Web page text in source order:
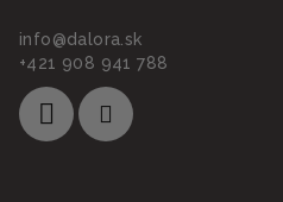
info@dalora.sk
+421 908 941 788